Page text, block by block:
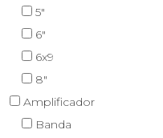
5"
6"
6x9
8"
Amplificador
Banda